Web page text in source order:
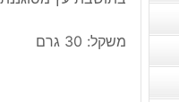
משקל: 30 גרם